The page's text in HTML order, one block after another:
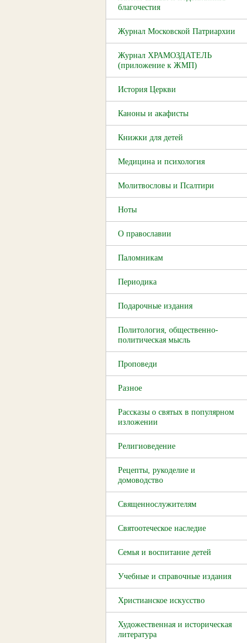
благочестия
Журнал Московской Патриархии
Журнал ХРАМОЗДАТЕЛЬ
(приложение к ЖМП)
История Церкви
Каноны и акафисты
Книжки для детей
Медицина и психология
Молитвословы и Псалтири
Ноты
О православии
Паломникам
Периодика
Подарочные издания
Политология, общественно-
политическая мысль
Проповеди
Разное
Рассказы о святых в популярном
изложении
Религиоведение
Рецепты, рукоделие и
домоводство
Священнослужителям
Святоотеческое наследие
Семья и воспитание детей
Учебные и справочные издания
Христианское искусство
Художественная и историческая
литература